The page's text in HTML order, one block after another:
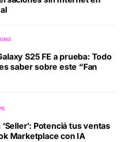
S25 FE a prueba: Todo
saber sobre este “Fan
Potenciá tus ventas
Marketplace con IA